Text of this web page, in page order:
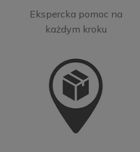
Ekspercka pomoc na
każdym kroku